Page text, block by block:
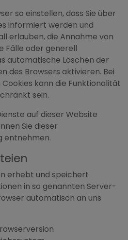
so einstellen, dass Sie über
informiert werden und
erlauben, die Annahme von
Fälle oder generell
automatische Löschen der
des Browsers aktivieren. Bei
kann die Funktionalität
sein.
auf dieser Website
Sie dieser
entnehmen.
erhebt und speichert
in so genannten Server-
automatisch an uns